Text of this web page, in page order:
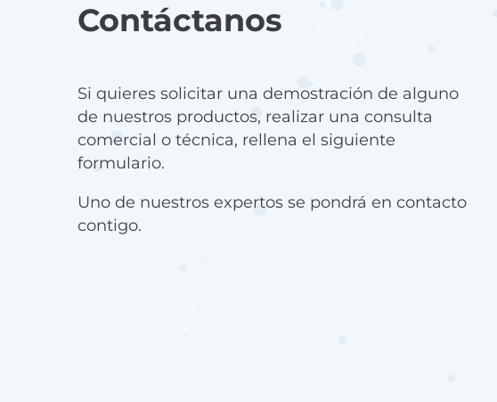
Contáctanos
Si quieres solicitar una demostración de alguno
de nuestros productos, realizar una consulta
comercial o técnica, rellena el siguiente
formulario.
Uno de nuestros expertos se pondrá en contacto
contigo.